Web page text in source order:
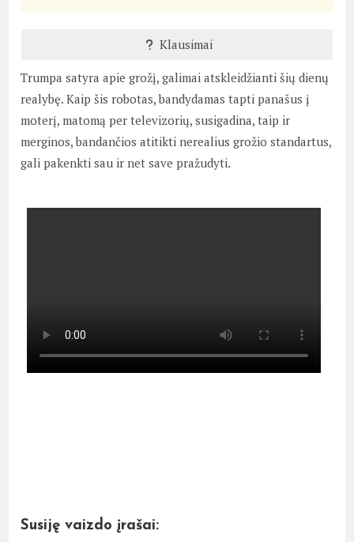
Klausimai
Trumpa satyra apie grožį, galimai atskleidžianti šių dienų
realybę. Kaip šis robotas, bandydamas tapti panašus į
moterį, matomą per televizorių, susigadina, taip ir
merginos, bandančios atitikti nerealius grožio standartus,
gali pakenkti sau ir net save pražudyti.
Susiję vaizdo įrašai: